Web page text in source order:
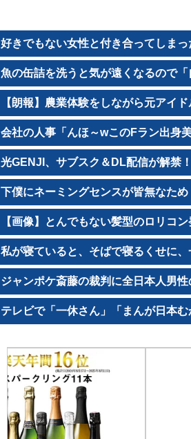
好きでもない女性と付き合ってしま
魚の缶詰を洗うと気が遠くなるので
【朗報】農業体験をしながら元アイ
会社の人事「んほ～wこのFラン出身
光GENJI、サブスク＆DL配信が解禁
下僕にネーミングセンスが皆無なた
【画像】とんでもない髪型のロリコ
私が寝ていると、そばで寝るくせに
ジャンポケ斎藤の裁判に全日本人男
テレビで「一休さん」「まんが日本